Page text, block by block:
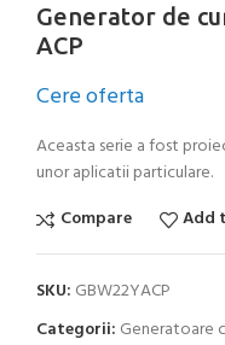
Generator de
ACP
Cere oferta
Aceasta serie a fost
unor aplicatii particulare.
Compare
Add
SKU: GBW22YACP
Categorii: Generatoare